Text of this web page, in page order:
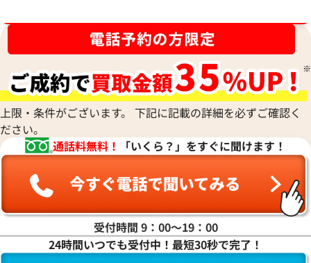
上限・条件がございます。 下記に記載の詳細を必ずご確認く
ださい。
通話料無料！
「いくら？」をすぐに聞けます！
受付時間 9：00〜19：00
24時間いつでも受付中！最短30秒で完了！